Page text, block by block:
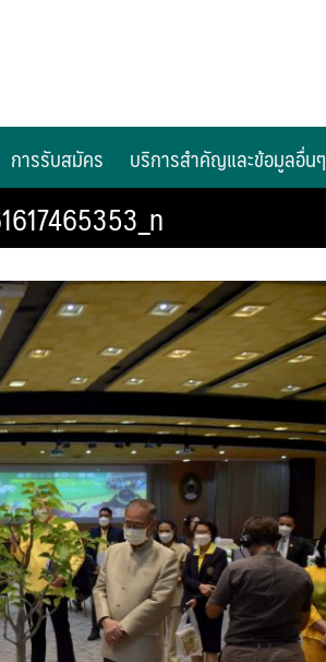
การรับสมัคร บริการสำคัญและข้อมูลอื่นๆ